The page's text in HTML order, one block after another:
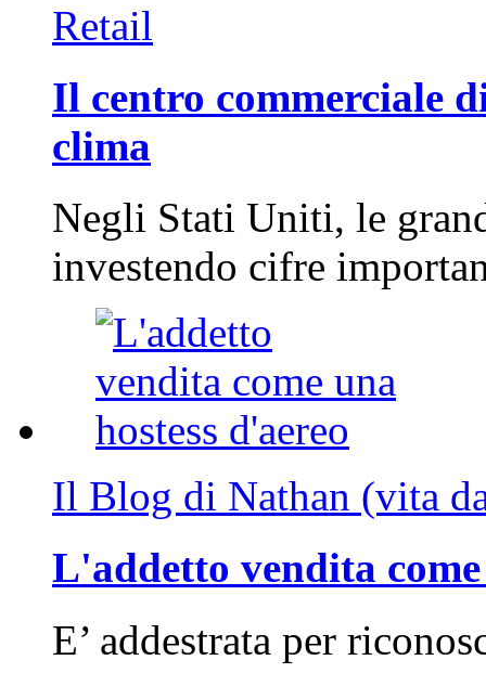
Retail
Il centro commerciale
clima
Negli Stati Uniti, le
investendo cifre
Il Blog di Nathan (vita
L'addetto vendita
E’ addestrata per